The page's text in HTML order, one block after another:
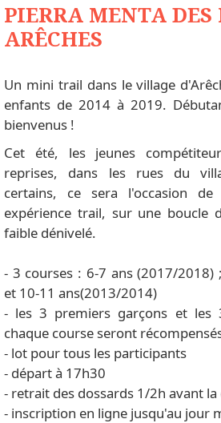
PIERRA MENTA
ARÊCHES
Un mini trail dans le village
enfants de 2014 à 2019.
bienvenus !
Cet été, les jeunes
reprises, dans les rues du
certains, ce sera l'occasion
expérience trail, sur une boucle
faible dénivelé.
- 3 courses : 6-7 ans (2017/2018)
et 10-11 ans(2013/2014)
- les 3 premiers garçons et les
chaque course seront
- lot pour tous les participants
- départ à 17h30
- retrait des dossards 1/2h avant la
- inscription en ligne jusqu'au jour